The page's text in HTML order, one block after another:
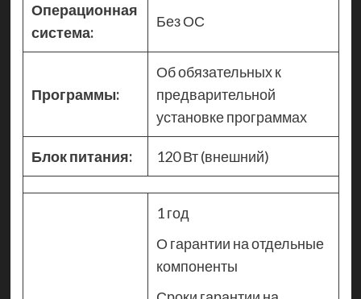
Операционная
система:
Без ОС
Программы:
Об обязательных к
предварительной
установке программах
Блок питания: 120 Вт (внешний)
1 год
О гарантии на отдельные
компоненты